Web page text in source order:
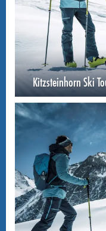
Kitzsteinhorn Ski